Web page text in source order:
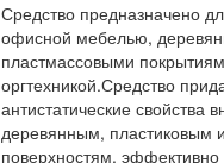
Средство предназначено
офисной мебелью,
пластмассовыми
оргтехникой.Средство
антистатические свойства
деревянным, пластиковым
поверхностям,